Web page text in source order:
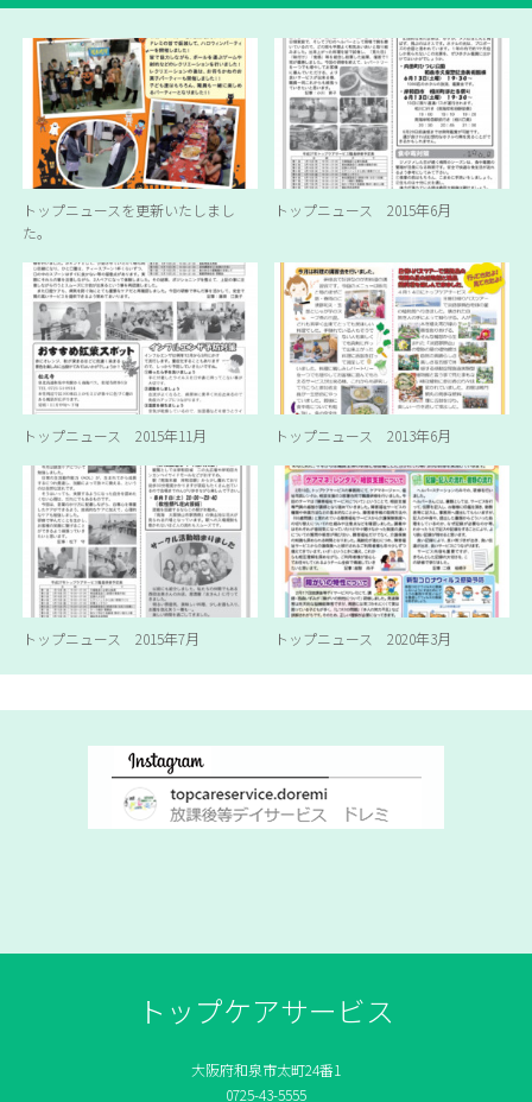
トップニュースを更新いたしまし
た。
トップニュース 2015年6月
トップニュース 2015年11月 トップニュース 2013年6月
トップニュース 2015年7月 トップニュース 2020年3月
トップケアサービス
大阪府和泉市太町24番1
0725-43-5555